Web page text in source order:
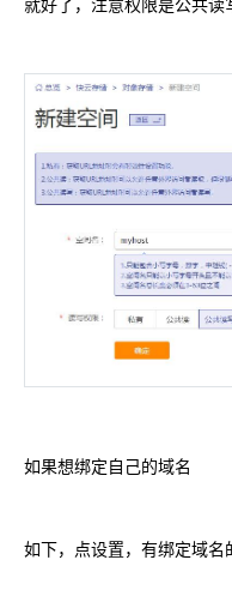
就好了，注意权限是公共读
如果想绑定自己的域名
如下，点设置，有绑定域名